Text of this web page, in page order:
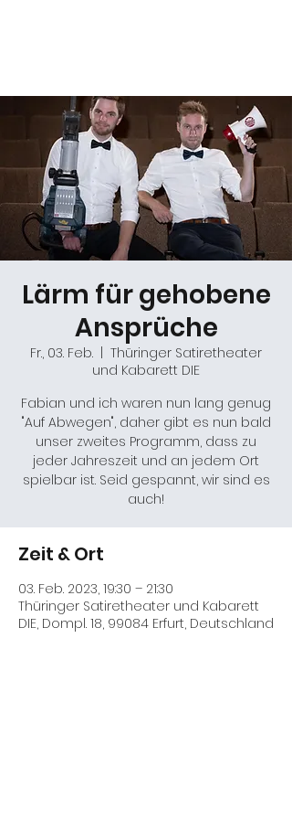
Lärm für gehobene
Ansprüche
Fr., 03. Feb.
Thüringer Satiretheater
und Kabarett DIE
Fabian und ich waren nun lang genug
"Auf Abwegen", daher gibt es nun bald
unser zweites Programm, dass zu
jeder Jahreszeit und an jedem Ort
spielbar ist. Seid gespannt, wir sind es
auch!
Zeit & Ort
03. Feb. 2023, 19:30 – 21:30
Thüringer Satiretheater und Kabarett
DIE, Dompl. 18, 99084 Erfurt, Deutschland